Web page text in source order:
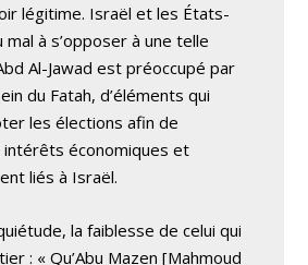
légitime. Israël et les États-
mal à s’opposer à une telle
Al-Jawad est préoccupé par
du Fatah, d’éléments qui
les élections afin de
économiques et
liés à Israël.
la faiblesse de celui qui
: « Qu’Abu Mazen [Mahmoud